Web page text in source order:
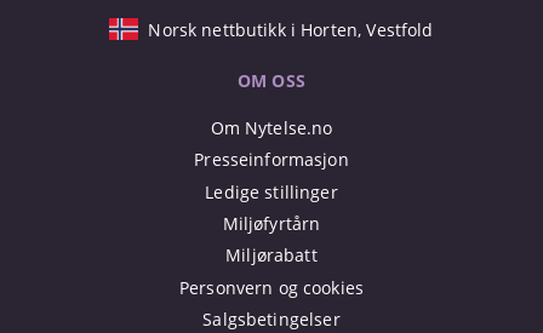
Norsk nettbutikk i Horten, Vestfold
OM OSS
Om Nytelse.no
Presseinformasjon
Ledige stillinger
Miljøfyrtårn
Miljørabatt
Personvern og cookies
Salgsbetingelser